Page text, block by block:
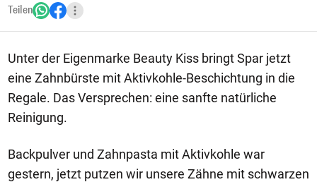
Teilen
Unter der Eigenmarke Beauty Kiss bringt Spar jetzt
eine Zahnbürste mit Aktivkohle-Beschichtung in die
Regale. Das Versprechen: eine sanfte natürliche
Reinigung.
Backpulver und Zahnpasta mit Aktivkohle war
gestern, jetzt putzen wir unsere Zähne mit schwarzen